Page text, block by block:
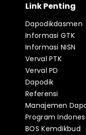
Link Penting
Dapodikdasmen
Informasi GTK
Informasi NISN
Verval PTK
Verval PD
Dapodik
Referensi
Manajemen
Program
BOS Kemdikbud